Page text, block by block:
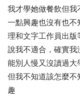
我才學她做餐飲但我
一點興趣也沒有也不
理和文字工作員出版
說我不適合，確實我
能別人慢又沒讀過大
但我不知道該怎麼不
趣